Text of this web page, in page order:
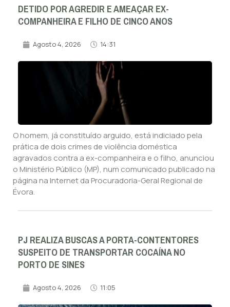
DETIDO POR AGREDIR E AMEAÇAR EX-
COMPANHEIRA E FILHO DE CINCO ANOS
Agosto 4, 2026 14:31
O homem, já constituído arguido, está indiciado pela
prática de dois crimes de violência doméstica
agravados contra a ex-companheira e o filho, anunciou
o Ministério Público (MP), num comunicado publicado na
página na Internet da Procuradoria-Geral Regional de
Évora.
PJ REALIZA BUSCAS A PORTA-CONTENTORES
SUSPEITO DE TRANSPORTAR COCAÍNA NO
PORTO DE SINES
Agosto 4, 2026 11:05